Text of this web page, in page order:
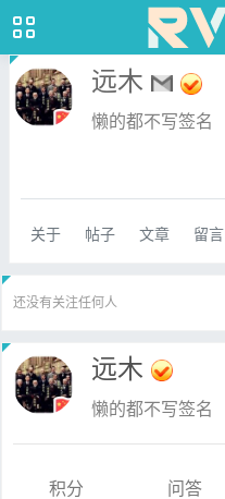
远木
懒的都不写签名
关于 帖子 文章 留言
还没有关注任何人
远木
懒的都不写签名
积分
问答